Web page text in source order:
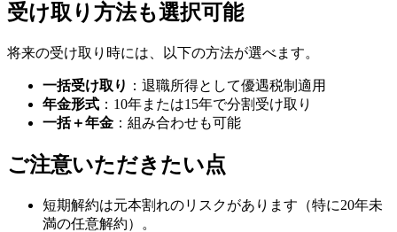
受け取り方法も選択可能
将来の受け取り時には、以下の方法が選べます。
一括受け取り ：退職所得として優遇税制適用
年金形式 ：10年または15年で分割受け取り
一括＋年金 ：組み合わせも可能
ご注意いただきたい点
短期解約は元本割れのリスクがあります（特に20年未
満の任意解約）。